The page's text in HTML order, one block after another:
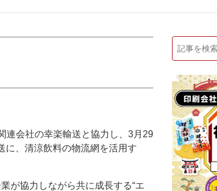
ビジネス イベント 信用情報 業界 市場・統計
材～ JAPAN PACK 2023 特集 中古印刷機・製本機特
連会社の幸楽輸送と協力し、3月29
に、清涼飲料の物流網を活用す
が協力しながら共に成長する“エ